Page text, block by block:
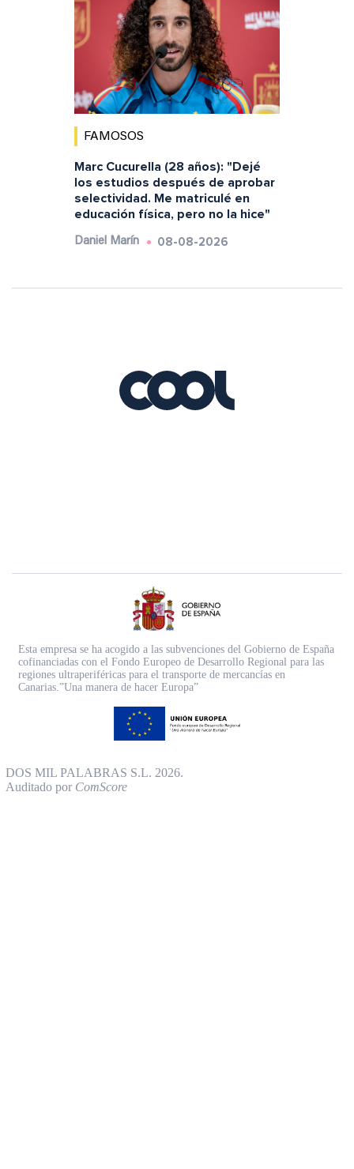
FAMOSOS
Marc Cucurella (28 años): "Dejé
los estudios después de aprobar
selectividad. Me matriculé en
educación física, pero no la hice"
Daniel Marín 08-08-2026
Esta empresa se ha acogido a las subvenciones del Gobierno de España
cofinanciadas con el Fondo Europeo de Desarrollo Regional para las
regiones ultraperiféricas para el transporte de mercancías en
Canarias.”Una manera de hacer Europa”
DOS MIL PALABRAS S.L. 2026.
Auditado por ComScore